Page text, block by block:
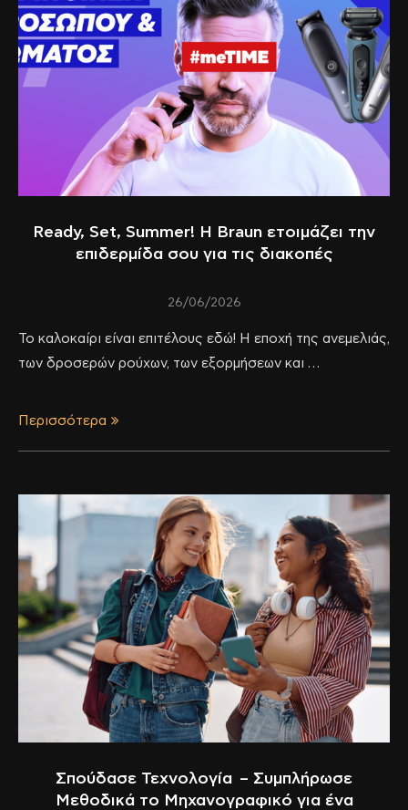
Ready, Set, Summer! Η Braun ετοιμάζει την
επιδερμίδα σου για τις διακοπές
26/06/2026
Το καλοκαίρι είναι επιτέλους εδώ! Η εποχή της ανεμελιάς,
των δροσερών ρούχων, των εξορμήσεων και …
Περισσότερα
Σπούδασε Τεχνολογία – Συμπλήρωσε
Μεθοδικά το Μηχανογραφικό για ένα